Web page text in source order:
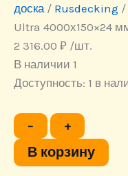
доска/ Rusdecking /
Ultra 4000х150×24
2 316.00 ₽ /шт.
В наличии 1
Доступность: 1 в
−
Количество
товара
Террасная
доска
+
В корзину